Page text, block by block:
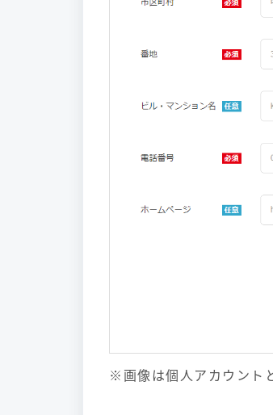
※画像は個人アカウント